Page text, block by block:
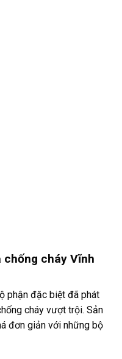
cháy Vĩnh
phận đặc biệt đã phát
cháy vượt trội. Sản
đơn giản với những bộ